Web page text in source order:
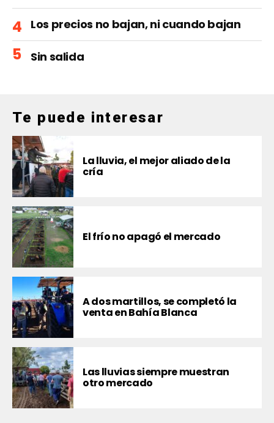
Los precios no bajan, ni cuando bajan
Sin salida
Te puede interesar
La lluvia, el mejor aliado de la
cría
El frío no apagó el mercado
A dos martillos, se completó la
venta en Bahía Blanca
Las lluvias siempre muestran
otro mercado